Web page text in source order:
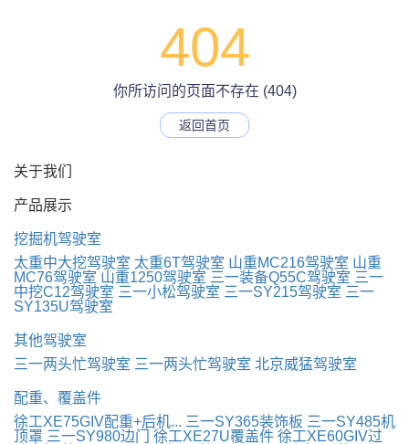
404
你所访问的页面不存在 (404)
返回首页
关于我们
产品展示
挖掘机驾驶室
太重中大挖驾驶室 太重6T驾驶室 山重MC216驾驶室 山重
MC76驾驶室 山重1250驾驶室 三一装备Q55C驾驶室 三一
中挖C12驾驶室 三一小松驾驶室 三一SY215驾驶室 三一
SY135U驾驶室
其他驾驶室
三一两头忙驾驶室 三一两头忙驾驶室 北京威猛驾驶室
配重、覆盖件
徐工XE75GIV配重+后机... 三一SY365装饰板 三一SY485机
顶罩 三一SY980边门 徐工XE27U覆盖件 徐工XE60GIV过